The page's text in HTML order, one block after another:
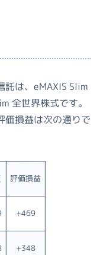
託は、eMAXIS Slim
全世界株式です。
価損益は次の通りで
評価損益
+469
+348